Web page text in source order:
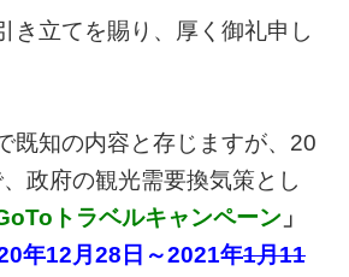
き立てを賜り、厚く御礼申し
既知の内容と存じますが、20
政府の観光需要換気策とし
トラベルキャンペーン 」
年12月28日～2021年1月11